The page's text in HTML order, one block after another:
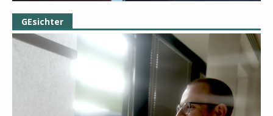
GEsichter